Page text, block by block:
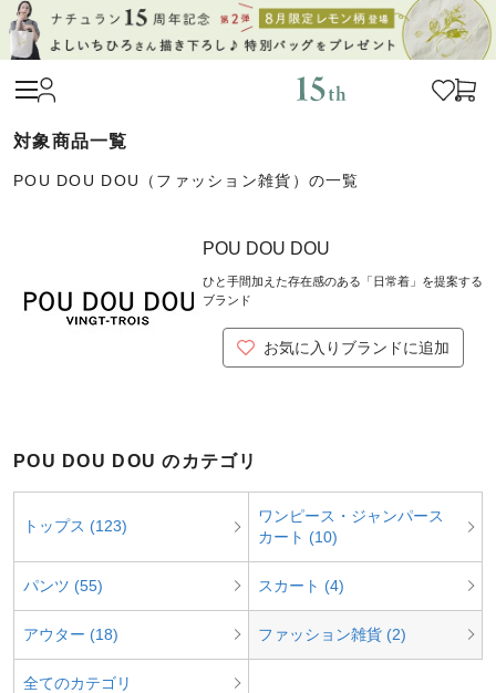
POU DOU DOU（ファッション雑貨）の一覧
POU DOU DOU
ひと手間加えた存在感のある「日常着」を提案する
ブランド
お気に入りブランドに追加
POU DOU DOU のカテゴリ
トップス (123)
ワンピース・ジャンパース
カート (10)
パンツ (55) スカート (4)
アウター (18) ファッション雑貨 (2)
全てのカテゴリ